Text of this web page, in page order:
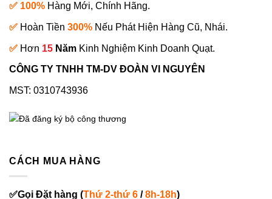
✅ 100% Hàng Mới, Chính Hãng.
✅ Hoàn Tiền 300% Nếu Phát Hiện Hàng Cũ, Nhái.
✅ Hơn 15 Năm Kinh Nghiệm Kinh Doanh Quạt.
CÔNG TY TNHH TM-DV ĐOÀN VI NGUYÊN
MST: 0310743936
CÁCH MUA HÀNG
✅Gọi Đặt hàng (Thứ 2-thứ 6 /8h-18h)